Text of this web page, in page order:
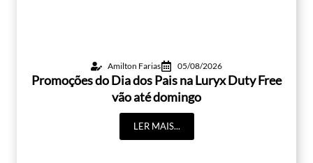
Amilton Farias 05/08/2026
Promoções do Dia dos Pais na Luryx Duty Free
vão até domingo
LER MAIS...